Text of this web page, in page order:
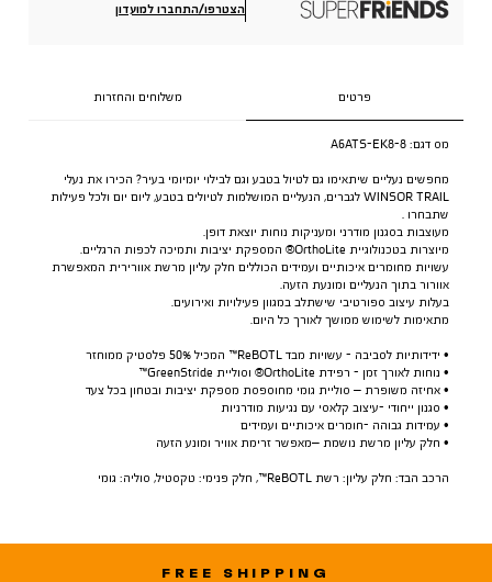
הצטרפו/התחברו למועדון
פרטים משלוחים והחזרות
מס דגם: A6ATS-EK8-8
מחפשים נעליים שיתאימו גם לטיול בטבע וגם לבילוי יומיומי בעיר? הכירו את נעלי
WINSOR TRAIL לגברים, הנעליים המושלמות לטיולים בטבע, ליום יום ולכל פעילות
שתבחרו .
מעוצבות בסגנון מודרני ומעניקות נוחות יוצאת דופן.
מיוצרות בטכנולוגיית OrthoLite® המספקת יציבות ותמיכה לכפות הרגליים.
עשויות מחומרים איכותיים ועמידים הכוללים חלק עליון מרשת אוורירית המאפשרת
אוורור בתוך הנעליים ומונעת הזעה.
בעלות עיצוב ספורטיבי שישתלב במגוון פעילויות ואירועים.
מתאימות לשימוש ממושך לאורך כל היום.
• ידידותיות לסביבה - עשויות מבד ReBOTL™ המכיל 50% פלסטיק ממוחזר
• נוחות לאורך זמן - רפידת OrthoLite® וסוליית GreenStride™
• אחיזה משופרת – סוליית גומי מחוספסת מספקת יציבות ובטחון בכל צעד
• סגנון ייחודי -עיצוב קלאסי עם נגיעות מודרניות
• עמידות גבוהה -חומרים איכותיים ועמידים
• חלק עליון מרשת נושמת –מאפשר זרימת אוויר ומונע הזעה
הרכב הבד: חלק עליון: רשת ReBOTL™, חלק פנימי: טקסטיל, סוליה: גומי
FREE SHIPPING